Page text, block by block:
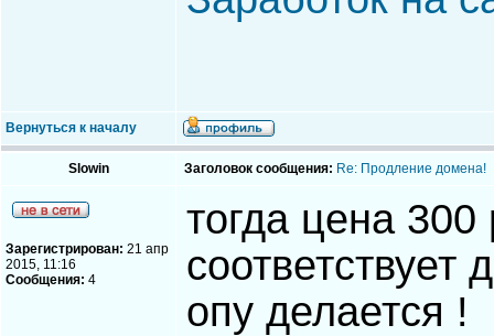
Вернуться к началу
Slowin Заголовок сообщения: Re: Продление домена!
Зарегистрирован: 21 апр
2015, 11:16
Сообщения: 4
тогда цена
соответствует
опу делается !